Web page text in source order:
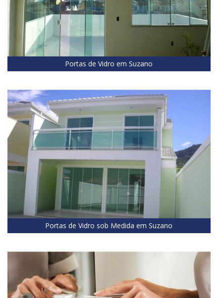
Portas de Vidro em Suzano
Portas de Vidro sob Medida em Suzano